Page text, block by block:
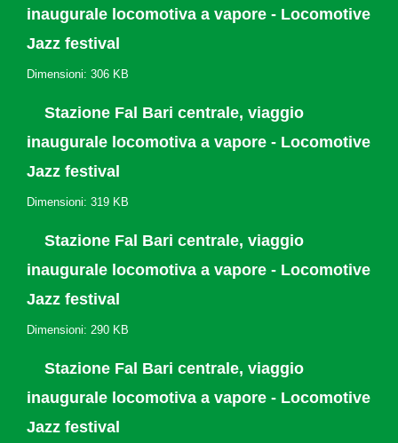
inaugurale locomotiva a vapore - Locomotive
Jazz festival
Dimensioni: 306 KB
Stazione Fal Bari centrale, viaggio
inaugurale locomotiva a vapore - Locomotive
Jazz festival
Dimensioni: 319 KB
Stazione Fal Bari centrale, viaggio
inaugurale locomotiva a vapore - Locomotive
Jazz festival
Dimensioni: 290 KB
Stazione Fal Bari centrale, viaggio
inaugurale locomotiva a vapore - Locomotive
Jazz festival